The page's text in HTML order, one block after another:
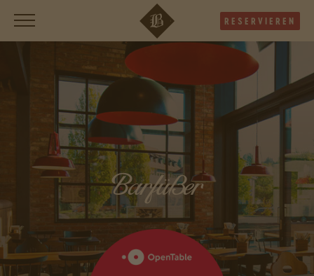
RESERVIEREN
Barfüßer